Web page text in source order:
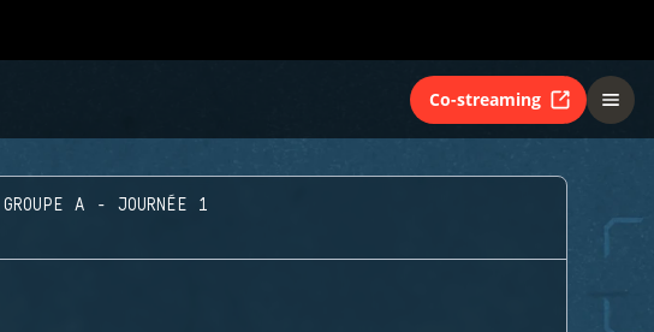
Co-streaming
GROUPE A - JOURNÉE 1